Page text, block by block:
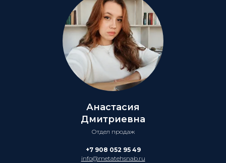
Анастасия
Дмитриевна
Отдел продаж
+7 908 052 95 49
info@metatehsnab.ru